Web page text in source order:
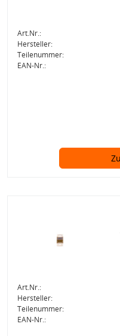
Art.Nr.:
Hersteller:
Teilenummer:
EAN-Nr.:
Art.Nr.:
Hersteller:
Teilenummer:
EAN-Nr.: